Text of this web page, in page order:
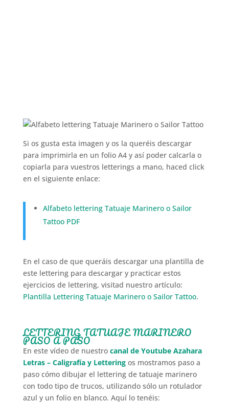
Si os gusta esta imagen y os la queréis descargar
para imprimirla en un folio A4 y así poder calcarla o
copiarla para vuestros letterings a mano, haced click
en el siguiente enlace:
Alfabeto lettering Tatuaje Marinero o Sailor
Tattoo PDF
En el caso de que queráis descargar una plantilla de
este lettering para descargar y practicar estos
ejercicios de lettering, visitad nuestro artículo:
Plantilla Lettering Tatuaje Marinero o Sailor Tattoo.
LETTERING TATUAJE MARINERO
PASO A PASO
En este vídeo de nuestro canal de Youtube Azahara
Letras – Caligrafía y Letteringos mostramos paso a
paso cómo dibujar el lettering de tatuaje marinero
con todo tipo de trucos, utilizando sólo un rotulador
azul y un folio en blanco. Aquí lo tenéis: